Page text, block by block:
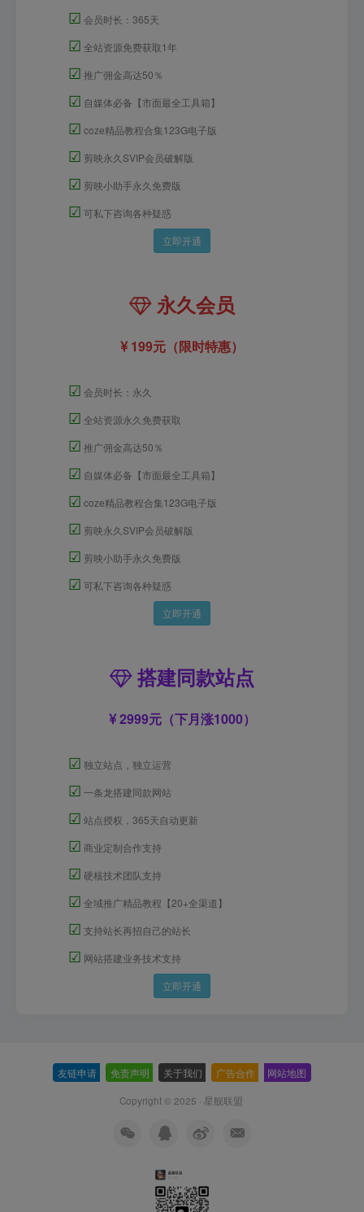
☑ 会员时长：365天
☑ 全站资源免费获取1年
☑ 推广佣金高达50％
☑ 自媒体必备【市面最全工具箱】
☑ coze精品教程合集123G电子版
☑ 剪映永久SVIP会员破解版
☑ 剪映小助手永久免费版
☑ 可私下咨询各种疑惑
立即开通
永久会员
199元（限时特惠）
☑ 会员时长：永久
☑ 全站资源永久免费获取
☑ 推广佣金高达50％
☑ 自媒体必备【市面最全工具箱】
☑ coze精品教程合集123G电子版
☑ 剪映永久SVIP会员破解版
☑ 剪映小助手永久免费版
☑ 可私下咨询各种疑惑
立即开通
搭建同款站点
2999元（下月涨1000）
☑ 独立站点，独立运营
☑ 一条龙搭建同款网站
☑ 站点授权，365天自动更新
☑ 商业定制合作支持
☑ 硬核技术团队支持
☑ 全域推广精品教程【20+全渠道】
☑ 支持站长再招自己的站长
☑ 网站搭建业务技术支持
立即开通
友链申请 免责声明 关于我们 广告合作 网站地图
Copyright © 2025 · 星舰联盟